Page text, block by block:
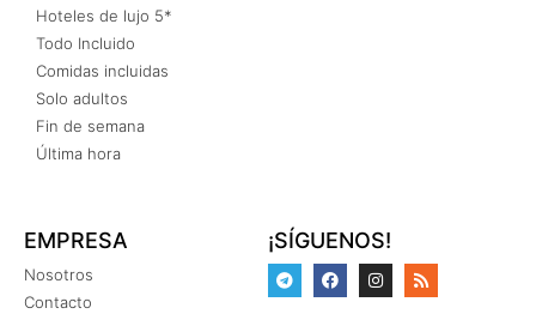
Hoteles de lujo 5*
Todo Incluido
Comidas incluidas
Solo adultos
Fin de semana
Última hora
EMPRESA
Nosotros
Contacto
¡SÍGUENOS!